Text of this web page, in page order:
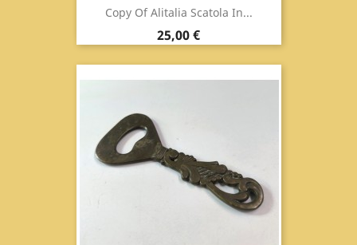
Copy Of Alitalia Scatola In...
Prix
25,00 €